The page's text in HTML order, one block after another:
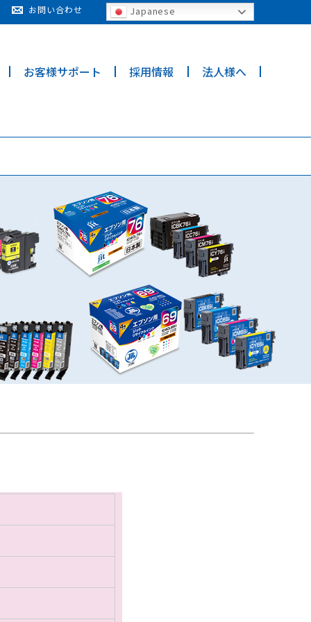
お客様サポート 採用情報 法人様へ
お問い合わせ Japanese
for details and any questions.Yes No